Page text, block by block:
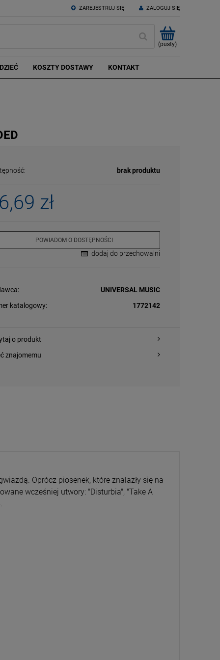
ZAREJESTRUJ SIĘ ZALOGUJ SIĘ
(pusty)
KOSZTY DOSTAWY KONTAKT
brak produktu
zł
POWIADOM O DOSTĘPNOŚCI
dodaj do przechowalni
UNIVERSAL MUSIC
katalogowy:
1772142
o produkt
znajomemu
Oprócz piosenek, które znalazły się na
wcześniej utwory: "Disturbia", "Take A